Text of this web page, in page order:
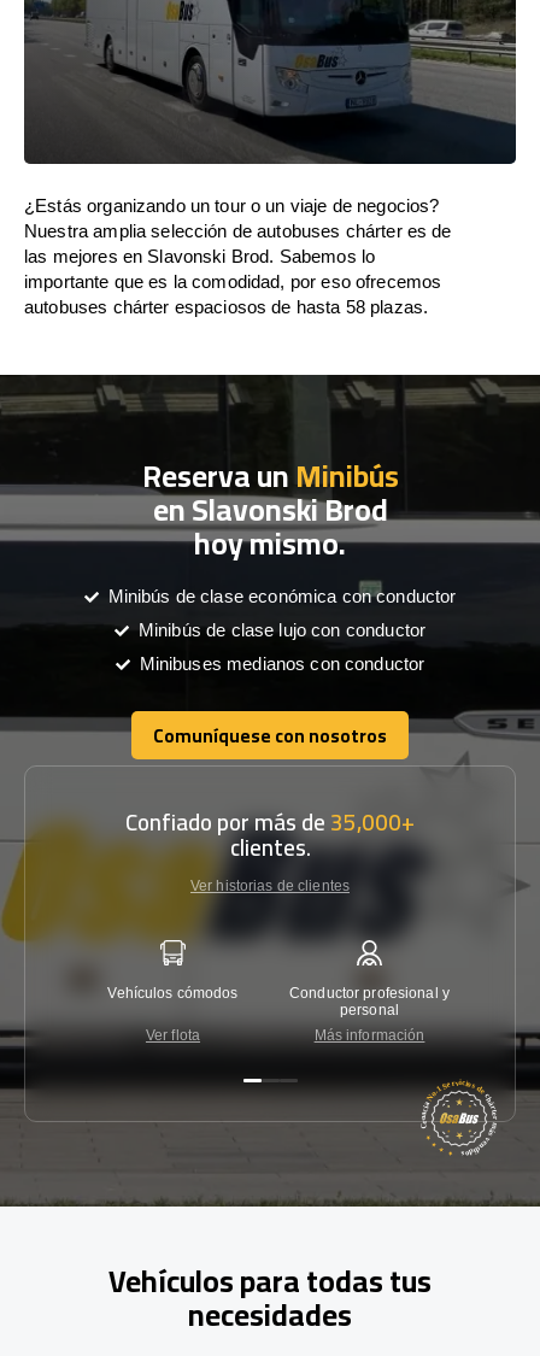
¿Estás organizando un tour o un viaje de negocios?
Nuestra amplia selección de autobuses chárter es de
las mejores en Slavonski Brod. Sabemos lo
importante que es la comodidad, por eso ofrecemos
autobuses chárter espaciosos de hasta 58 plazas.
Reserva unMinibús
en Slavonski Brod
hoy mismo.
Minibús de clase económica con conductor
Minibús de clase lujo con conductor
Minibuses medianos con conductor
Comuníquese con nosotros
Comuníquese con nosotros
Confiado por más de35,000+
clientes.
Ver historias de clientes
Vehículos cómodos
Ver flota
Conductor profesional y
personal
Más información
Vehículos para todas tus
necesidades